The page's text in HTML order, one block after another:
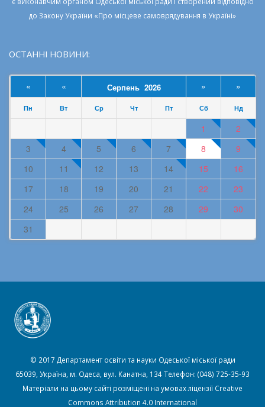
до Закону України «Про місцеве самоврядування в Україні»
ОСТАННІ НОВИНИ:
« « Серпень 2026 » »
Пн Вт Ср Чт Пт Сб Нд
1
2
3
4 5 6 7 8
9
10
11 12 13 14 15
16
17
18 19 20 21 22
23
24
25 26 27 28 29
30
31
© 2017 Департамент освіти та науки Одеської міської ради
65039, Україна, м. Одеса, вул. Канатна, 134 Телефон: (048) 725-35-93
Матеріали на цьому сайті розміщені на умовах ліцензії Creative
Commons Attribution 4.0 International